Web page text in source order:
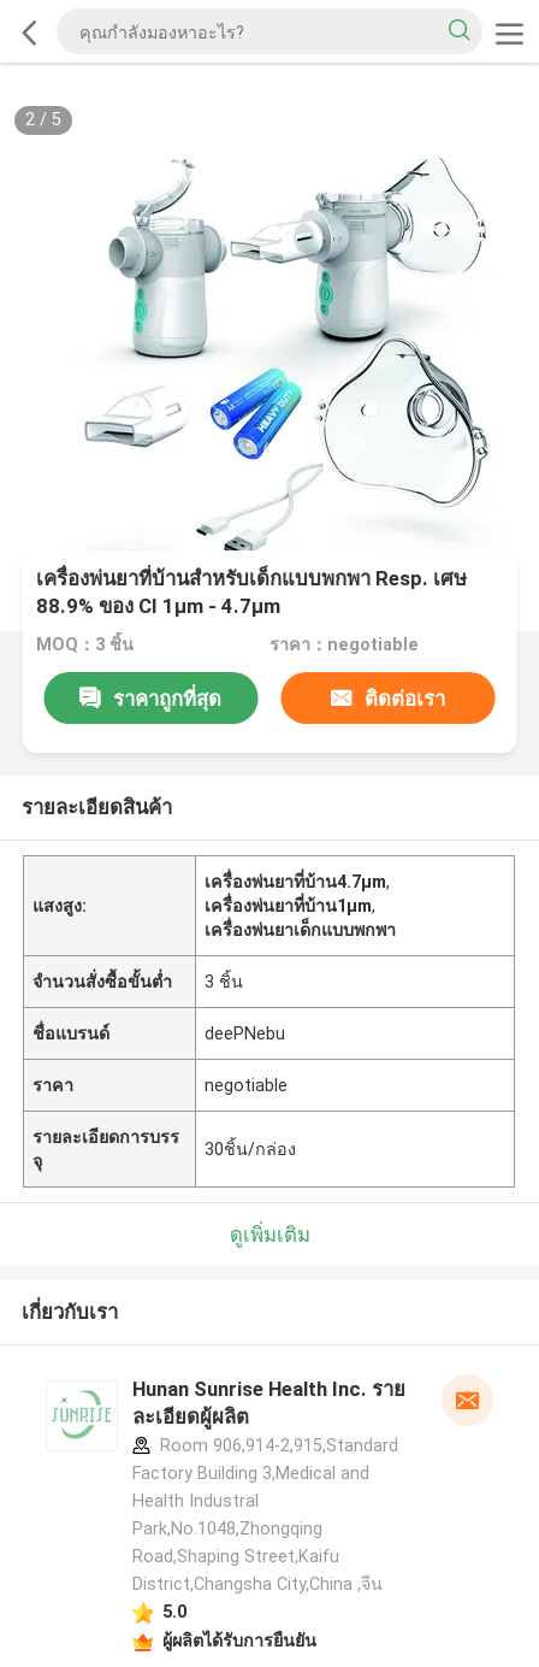
2/ 5
เครื่องพ่นยาที่บ้านสำหรับเด็กแบบพกพา Resp. เศษ
88.9% ของ CI 1μm - 4.7μm
MOQ：3 ชิ้น ราคา：negotiable
ราคาถูกที่สุด ติดต่อเรา
รายละเอียดสินค้า
แสงสูง:
เครื่องพ่นยาที่บ้าน4.7μm,
เครื่องพ่นยาที่บ้าน1μm,
เครื่องพ่นยาเด็กแบบพกพา
จำนวนสั่งซื้อขั้นต่ำ 3 ชิ้น
ชื่อแบรนด์ deePNebu
ราคา negotiable
รายละเอียดการบรร
จุ
30ชิ้น/กล่อง
ดูเพิ่มเติม
เกี่ยวกับเรา
Hunan Sunrise Health Inc. ราย
ละเอียดผู้ผลิต
Room 906,914-2,915,Standard
Factory Building 3,Medical and
Health Industral
Park,No.1048,Zhongqing
Road,Shaping Street,Kaifu
District,Changsha City,China ,จีน
5.0
ผู้ผลิตได้รับการยืนยัน